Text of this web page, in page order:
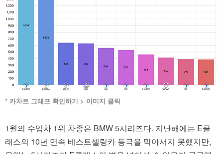
* 카차트 그래프 확인하기 > 이미지 클릭
1월의 수입차 1위 차종은 BMW 5시리즈다. 지난해에는 E클
래스의 10년 연속 베스트셀링카 등극을 막아서지 못했지만,